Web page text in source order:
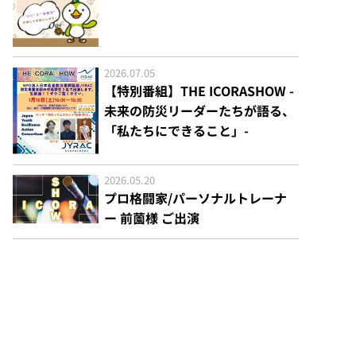
2026.07.05
【特別番組】THE ICORASHOW -
未来の防災リーダーたちが語る、
「私たちにできること」-
2026.05.20
プロ格闘家/パーソナルトレーナ
ー 前薗様 ご出演